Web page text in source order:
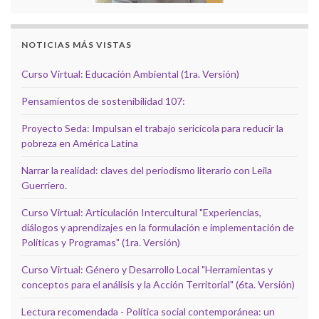
NOTICIAS MÁS VISTAS
Curso Virtual: Educación Ambiental (1ra. Versión)
Pensamientos de sostenibilidad 107:
Proyecto Seda: Impulsan el trabajo sericícola para reducir la
pobreza en América Latina
Narrar la realidad: claves del periodismo literario con Leila
Guerriero.
Curso Virtual: Articulación Intercultural "Experiencias,
diálogos y aprendizajes en la formulación e implementación de
Políticas y Programas" (1ra. Versión)
Curso Virtual: Género y Desarrollo Local "Herramientas y
conceptos para el análisis y la Acción Territorial" (6ta. Versión)
Lectura recomendada - Política social contemporánea: un